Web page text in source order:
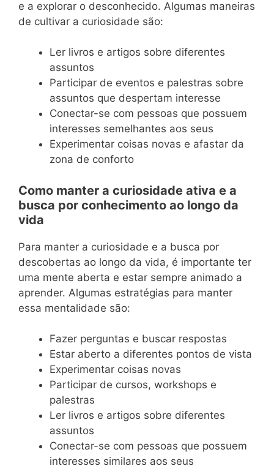
e a explorar o desconhecido. Algumas maneiras
de cultivar a curiosidade são:
Ler livros e artigos sobre diferentes
assuntos
Participar de eventos e palestras sobre
assuntos que despertam interesse
Conectar-se com pessoas que possuem
interesses semelhantes aos seus
Experimentar coisas novas e afastar da
zona de conforto
Como manter a curiosidade ativa e a
busca por conhecimento ao longo da
vida
Para manter a curiosidade e a busca por
descobertas ao longo da vida, é importante ter
uma mente aberta e estar sempre animado a
aprender. Algumas estratégias para manter
essa mentalidade são:
Fazer perguntas e buscar respostas
Estar aberto a diferentes pontos de vista
Experimentar coisas novas
Participar de cursos, workshops e
palestras
Ler livros e artigos sobre diferentes
assuntos
Conectar-se com pessoas que possuem
interesses similares aos seus